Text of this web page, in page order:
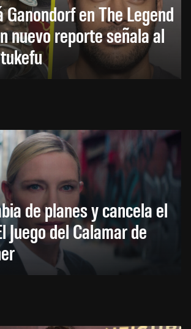
Ganondorf en The Legend
nuevo reporte señala al
de planes y cancela el
Juego del Calamar de